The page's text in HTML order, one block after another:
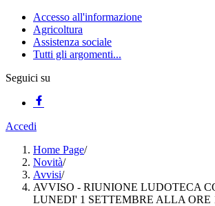
Accesso all'informazione
Agricoltura
Assistenza sociale
Tutti gli argomenti...
Seguici su
Accedi
Home Page/
Novità/
Avvisi/
AVVISO - RIUNIONE LUDOTECA
LUNEDI' 1 SETTEMBRE ALLA ORE